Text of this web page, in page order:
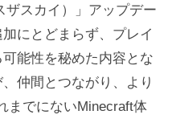
ザスカイ）」アップデー
にとどまらず、プレイ
能性を秘めた内容とな
仲間とつながり、より
までにないMinecraft体